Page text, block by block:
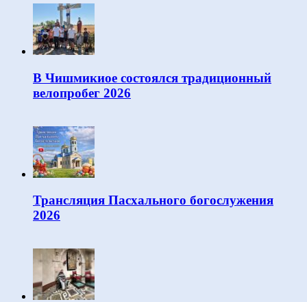
В Чишмикиое состоялся традиционный
велопробег 2026
Трансляция Пасхального богослужения
2026